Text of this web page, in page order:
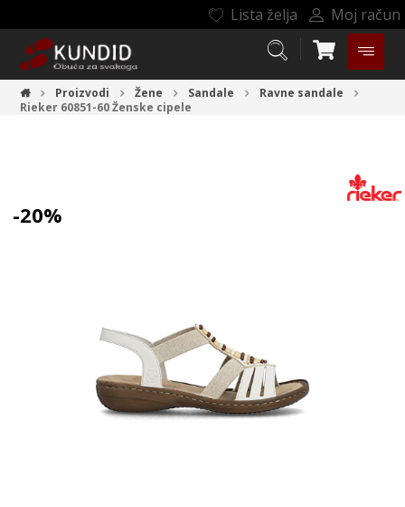
Lista želja Moj račun
Proizvodi Žene Sandale
Ravne sandale
Rieker 60851-60Ženske cipele
-20%